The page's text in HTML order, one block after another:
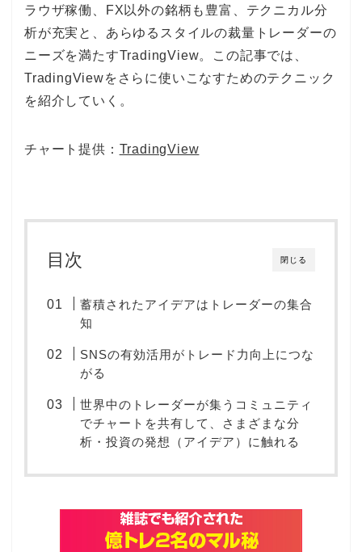
ラウザ稼働、FX以外の銘柄も豊富、テクニカル分
析が充実と、あらゆるスタイルの裁量トレーダーの
ニーズを満たすTradingView。この記事では、
TradingViewをさらに使いこなすためのテクニック
を紹介していく。
チャート提供： TradingView
閉じる
目次
蓄積されたアイデアはトレーダーの集合
知
SNSの有効活用がトレード力向上につな
がる
世界中のトレーダーが集うコミュニティ
でチャートを共有して、さまざまな分
析・投資の発想（アイデア）に触れる